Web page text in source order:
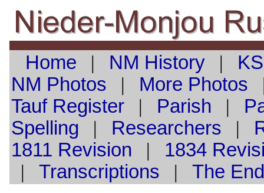
Home | NM History|
NM Photos | More Photos
TaufRegister| Parish |
Spelling | Researchers |
1811 Revision | 1834
| Transcriptions | The End